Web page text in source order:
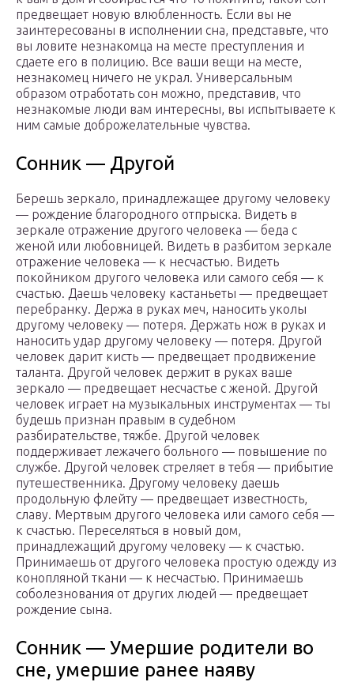
предвещает новую влюбленность. Если вы не
заинтересованы в исполнении сна, представьте, что
вы ловите незнакомца на месте преступления и
сдаете его в полицию. Все ваши вещи на месте,
незнакомец ничего не украл. Универсальным
образом отработать сон можно, представив, что
незнакомые люди вам интересны, вы испытываете к
ним самые доброжелательные чувства.
Сонник — Другой
Берешь зеркало, принадлежащее другому человеку
— рождение благородного отпрыска. Видеть в
зеркале отражение другого человека — беда с
женой или любовницей. Видеть в разбитом зеркале
отражение человека — к несчастью. Видеть
покойником другого человека или самого себя — к
счастью. Даешь человеку кастаньеты — предвещает
перебранку. Держа в руках меч, наносить уколы
другому человеку — потеря. Держать нож в руках и
наносить удар другому человеку — потеря. Другой
человек дарит кисть — предвещает продвижение
таланта. Другой человек держит в руках ваше
зеркало — предвещает несчастье с женой. Другой
человек играет на музыкальных инструментах — ты
будешь признан правым в судебном
разбирательстве, тяжбе. Другой человек
поддерживает лежачего больного — повышение по
службе. Другой человек стреляет в тебя — прибытие
путешественника. Другому человеку даешь
продольную флейту — предвещает известность,
славу. Мертвым другого человека или самого себя —
к счастью. Переселяться в новый дом,
принадлежащий другому человеку — к счастью.
Принимаешь от другого человека простую одежду из
конопляной ткани — к несчастью. Принимаешь
соболезнования от других людей — предвещает
рождение сына.
Сонник — Умершие родители во
сне, умершие ранее наяву